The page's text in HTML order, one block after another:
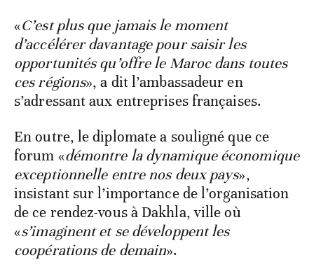
«C’est plus que jamais le moment
d’accélérer davantage pour saisir les
opportunités qu’offre le Maroc dans toutes
ces régions», a dit l’ambassadeur en
s’adressant aux entreprises françaises.
En outre, le diplomate a souligné que ce
forum «démontre la dynamique économique
exceptionnelle entre nos deux pays»,
insistant sur l’importance de l’organisation
de ce rendez-vous à Dakhla, ville où
«s’imaginent et se développent les
coopérations de demain».